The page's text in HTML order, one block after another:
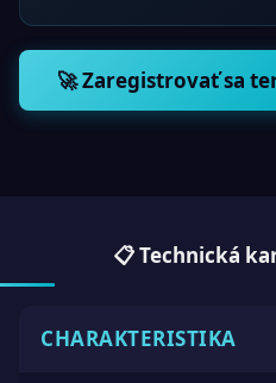
🚀 Zaregistrovať sa
📋 Technická
CHARAKTERISTIKA